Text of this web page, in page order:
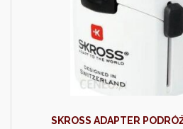
SKROSS ADAPTER